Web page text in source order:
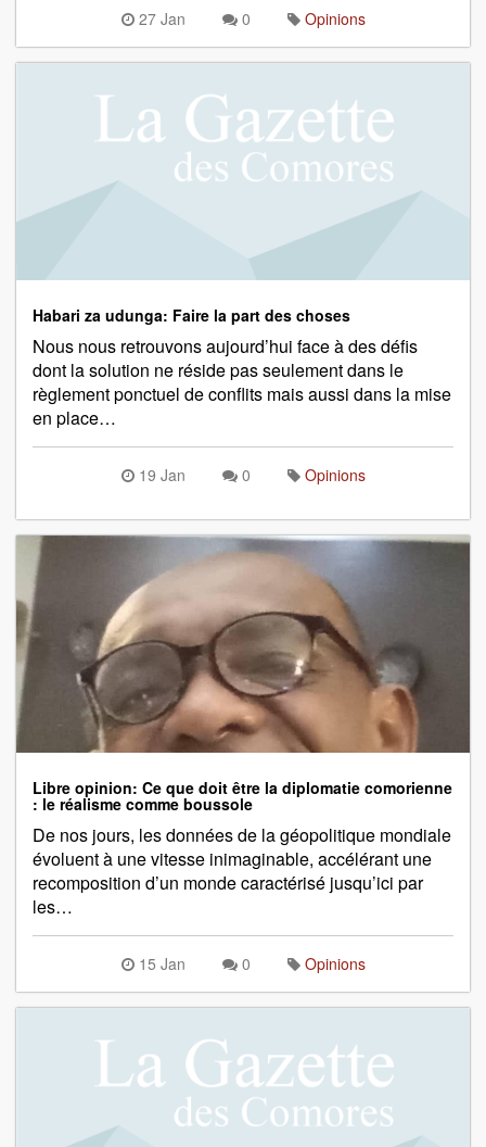
27 Jan 0 Opinions
Habari za udunga: Faire la part des choses
Nous nous retrouvons aujourd’hui face à des défis
dont la solution ne réside pas seulement dans le
règlement ponctuel de conflits mais aussi dans la mise
en place…
19 Jan 0 Opinions
Libre opinion: Ce que doit être la diplomatie comorienne
: le réalisme comme boussole
De nos jours, les données de la géopolitique mondiale
évoluent à une vitesse inimaginable, accélérant une
recomposition d’un monde caractérisé jusqu’ici par
les…
15 Jan 0 Opinions